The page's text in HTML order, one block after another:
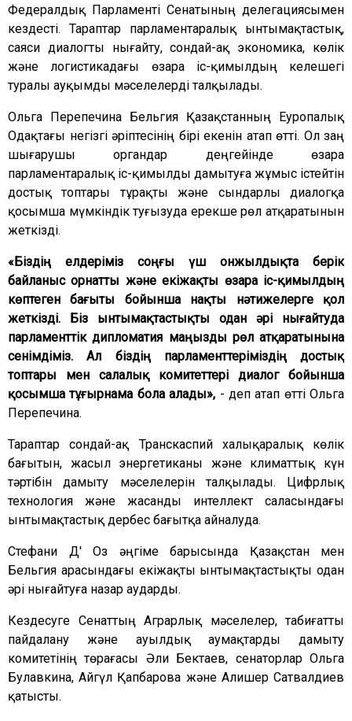
Федералдық Парламенті Сенатының делегациясымен
кездесті. Тараптар парламентаралық ынтымақтастық,
саяси диалогты нығайту, сондай-ақ экономика, көлік
және логистикадағы өзара іс-қимылдың келешегі
туралы ауқымды мәселелерді талқылады.
Ольга Перепечина Бельгия Қазақстанның Еуропалық
Одақтағы негізгі әріптесінің бірі екенін атап өтті. Ол заң
шығарушы органдар деңгейінде өзара
парламентаралық іс-қимылды дамытуға жұмыс істейтін
достық топтары тұрақты және сындарлы диалогқа
қосымша мүмкіндік туғызуда ерекше рөл атқаратынын
жеткізді.
«Біздің елдеріміз соңғы үш онжылдықта берік
байланыс орнатты және екіжақты өзара іс-қимылдың
көптеген бағыты бойынша нақты нәтижелерге қол
жеткізді. Біз ынтымақтастықты одан әрі нығайтуда
парламенттік дипломатия маңызды рөл атқаратынына
сенімдіміз. Ал біздің парламенттеріміздің достық
топтары мен салалық комитеттері диалог бойынша
қосымша тұғырнама бола алады», - деп атап өтті Ольга
Перепечина.
Тараптар сондай-ақ Транскаспий халықаралық көлік
бағытын, жасыл энергетиканы және климаттық күн
тәртібін дамыту мәселелерін талқылады. Цифрлық
технология және жасанды интеллект саласындағы
ынтымақтастық дербес бағытқа айналуда.
Стефани Д' Оз әңгіме барысында Қазақстан мен
Бельгия арасындағы екіжақты ынтымақтастықты одан
әрі нығайтуға назар аударды.
Кездесуге Сенаттың Аграрлық мәселелер, табиғатты
пайдалану және ауылдық аумақтарды дамыту
комитетінің төрағасы Әли Бектаев, сенаторлар Ольга
Булавкина, Айгүл Қапбарова және Алишер Сатвалдиев
қатысты.